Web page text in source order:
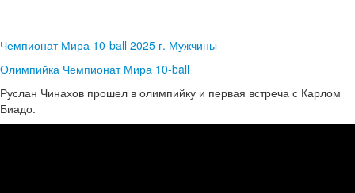
Чемпионат Мира 10-ball 2025 г. Мужчины
Олимпийка Чемпионат Мира 10-ball
Руслан Чинахов прошел в олимпийку и первая встреча с Карлом
Биадо.